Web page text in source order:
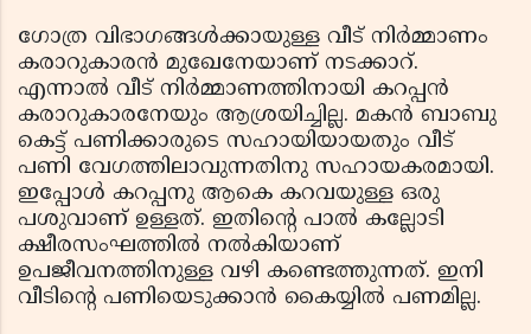
ഗോത്ര വിഭാഗങ്ങള്‍ക്കായുള്ള വീട് നിര്‍മ്മാണം
കരാറുകാരന്‍ മുഖേനേയാണ് നടക്കാറ്.
എന്നാല്‍ വീട് നിര്‍മ്മാണത്തിനായി കറപ്പന്‍
കരാറുകാരനേയും ആശ്രയിച്ചില്ല. മകന്‍ ബാബു
കെട്ട് പണിക്കാരുടെ സഹായിയായതും വീട്
പണി വേഗത്തിലാവുന്നതിനു സഹായകരമായി.
ഇപ്പോള്‍ കറപ്പനു ആകെ കറവയുള്ള ഒരു
പശുവാണ് ഉള്ളത്. ഇതിന്റെ പാല്‍ കല്ലോടി
ക്ഷീരസംഘത്തില്‍ നല്‍കിയാണ്
ഉപജീവനത്തിനുള്ള വഴി കണ്ടെത്തുന്നത്. ഇനി
വീടിന്റെ പണിയെടുക്കാന്‍ കൈയ്യില്‍ പണമില്ല.